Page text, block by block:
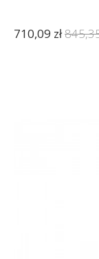
710,09 zł